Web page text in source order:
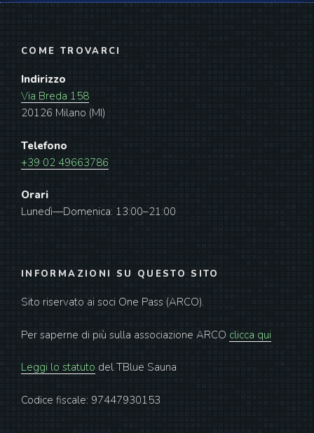
COME TROVARCI
Indirizzo
Via Breda 158
20126 Milano (MI)
Telefono
+39 02 49663786
Orari
Lunedì—Domenica: 13:00–21:00
INFORMAZIONI SU QUESTO SITO
Sito riservato ai soci One Pass (ARCO).
Per saperne di più sulla associazione ARCO clicca qui
Leggi lo statuto del TBlue Sauna
Codice fiscale: 97447930153